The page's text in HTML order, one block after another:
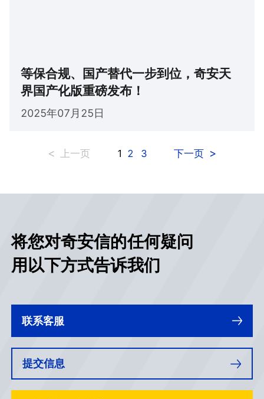
等保合规、国产替代一步到位，奇安天
界国产化版重磅发布！
2025年07月25日
< 上一页 1 2 3 下一页 >
将您对奇安信的任何疑问
用以下方式告诉我们
联系客服
提交信息